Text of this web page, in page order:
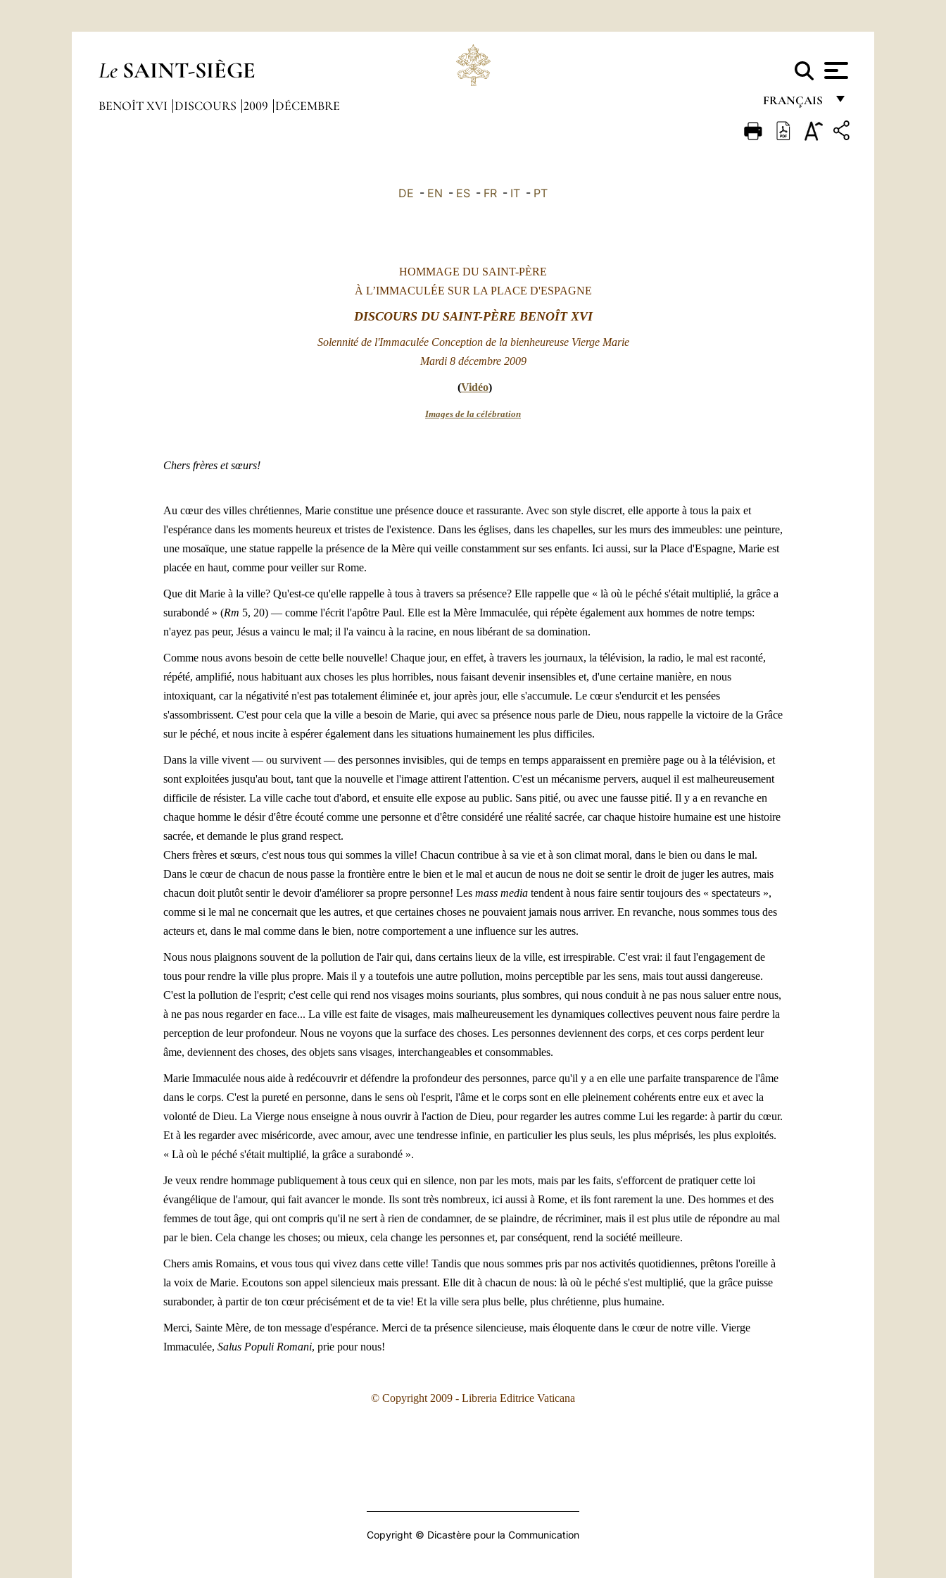
Le SAINT-SIÈGE
FRANÇAIS
FRANÇAIS
BENOÎT XVI DISCOURS 2009 DÉCEMBRE
DE - EN - ES - FR - IT - PT
HOMMAGE DU SAINT-PÈRE
À L’IMMACULÉE SUR LA PLACE D'ESPAGNE
DISCOURS DU SAINT-PÈRE BENOÎT XVI
Solennité de l'Immaculée Conception de la bienheureuse Vierge Marie
Mardi 8 décembre 2009
(Vidéo)
Images de la célébration
Chers frères et sœurs!
Au cœur des villes chrétiennes, Marie constitue une présence douce et rassurante. Avec son style discret, elle apporte à tous la paix et
l'espérance dans les moments heureux et tristes de l'existence. Dans les églises, dans les chapelles, sur les murs des immeubles: une peinture,
une mosaïque, une statue rappelle la présence de la Mère qui veille constamment sur ses enfants. Ici aussi, sur la Place d'Espagne, Marie est
placée en haut, comme pour veiller sur Rome.
Que dit Marie à la ville? Qu'est-ce qu'elle rappelle à tous à travers sa présence? Elle rappelle que « là où le péché s'était multiplié, la grâce a
surabondé » (Rm 5, 20) — comme l'écrit l'apôtre Paul. Elle est la Mère Immaculée, qui répète également aux hommes de notre temps:
n'ayez pas peur, Jésus a vaincu le mal; il l'a vaincu à la racine, en nous libérant de sa domination.
Comme nous avons besoin de cette belle nouvelle! Chaque jour, en effet, à travers les journaux, la télévision, la radio, le mal est raconté,
répété, amplifié, nous habituant aux choses les plus horribles, nous faisant devenir insensibles et, d'une certaine manière, en nous
intoxiquant, car la négativité n'est pas totalement éliminée et, jour après jour, elle s'accumule. Le cœur s'endurcit et les pensées
s'assombrissent. C'est pour cela que la ville a besoin de Marie, qui avec sa présence nous parle de Dieu, nous rappelle la victoire de la Grâce
sur le péché, et nous incite à espérer également dans les situations humainement les plus difficiles.
Dans la ville vivent — ou survivent — des personnes invisibles, qui de temps en temps apparaissent en première page ou à la télévision, et
sont exploitées jusqu'au bout, tant que la nouvelle et l'image attirent l'attention. C'est un mécanisme pervers, auquel il est malheureusement
difficile de résister. La ville cache tout d'abord, et ensuite elle expose au public. Sans pitié, ou avec une fausse pitié. Il y a en revanche en
chaque homme le désir d'être écouté comme une personne et d'être considéré une réalité sacrée, car chaque histoire humaine est une histoire
sacrée, et demande le plus grand respect.
Chers frères et sœurs, c'est nous tous qui sommes la ville! Chacun contribue à sa vie et à son climat moral, dans le bien ou dans le mal.
Dans le cœur de chacun de nous passe la frontière entre le bien et le mal et aucun de nous ne doit se sentir le droit de juger les autres, mais
chacun doit plutôt sentir le devoir d'améliorer sa propre personne! Les mass media tendent à nous faire sentir toujours des « spectateurs »,
comme si le mal ne concernait que les autres, et que certaines choses ne pouvaient jamais nous arriver. En revanche, nous sommes tous des
acteurs et, dans le mal comme dans le bien, notre comportement a une influence sur les autres.
Nous nous plaignons souvent de la pollution de l'air qui, dans certains lieux de la ville, est irrespirable. C'est vrai: il faut l'engagement de
tous pour rendre la ville plus propre. Mais il y a toutefois une autre pollution, moins perceptible par les sens, mais tout aussi dangereuse.
C'est la pollution de l'esprit; c'est celle qui rend nos visages moins souriants, plus sombres, qui nous conduit à ne pas nous saluer entre nous,
à ne pas nous regarder en face... La ville est faite de visages, mais malheureusement les dynamiques collectives peuvent nous faire perdre la
perception de leur profondeur. Nous ne voyons que la surface des choses. Les personnes deviennent des corps, et ces corps perdent leur
âme, deviennent des choses, des objets sans visages, interchangeables et consommables.
Marie Immaculée nous aide à redécouvrir et défendre la profondeur des personnes, parce qu'il y a en elle une parfaite transparence de l'âme
dans le corps. C'est la pureté en personne, dans le sens où l'esprit, l'âme et le corps sont en elle pleinement cohérents entre eux et avec la
volonté de Dieu. La Vierge nous enseigne à nous ouvrir à l'action de Dieu, pour regarder les autres comme Lui les regarde: à partir du cœur.
Et à les regarder avec miséricorde, avec amour, avec une tendresse infinie, en particulier les plus seuls, les plus méprisés, les plus exploités.
« Là où le péché s'était multiplié, la grâce a surabondé ».
Je veux rendre hommage publiquement à tous ceux qui en silence, non par les mots, mais par les faits, s'efforcent de pratiquer cette loi
évangélique de l'amour, qui fait avancer le monde. Ils sont très nombreux, ici aussi à Rome, et ils font rarement la une. Des hommes et des
femmes de tout âge, qui ont compris qu'il ne sert à rien de condamner, de se plaindre, de récriminer, mais il est plus utile de répondre au mal
par le bien. Cela change les choses; ou mieux, cela change les personnes et, par conséquent, rend la société meilleure.
Chers amis Romains, et vous tous qui vivez dans cette ville! Tandis que nous sommes pris par nos activités quotidiennes, prêtons l'oreille à
la voix de Marie. Ecoutons son appel silencieux mais pressant. Elle dit à chacun de nous: là où le péché s'est multiplié, que la grâce puisse
surabonder, à partir de ton cœur précisément et de ta vie! Et la ville sera plus belle, plus chrétienne, plus humaine.
Merci, Sainte Mère, de ton message d'espérance. Merci de ta présence silencieuse, mais éloquente dans le cœur de notre ville. Vierge
Immaculée, Salus Populi Romani, prie pour nous!
© Copyright 2009 - Libreria Editrice Vaticana
Copyright © Dicastère pour la Communication